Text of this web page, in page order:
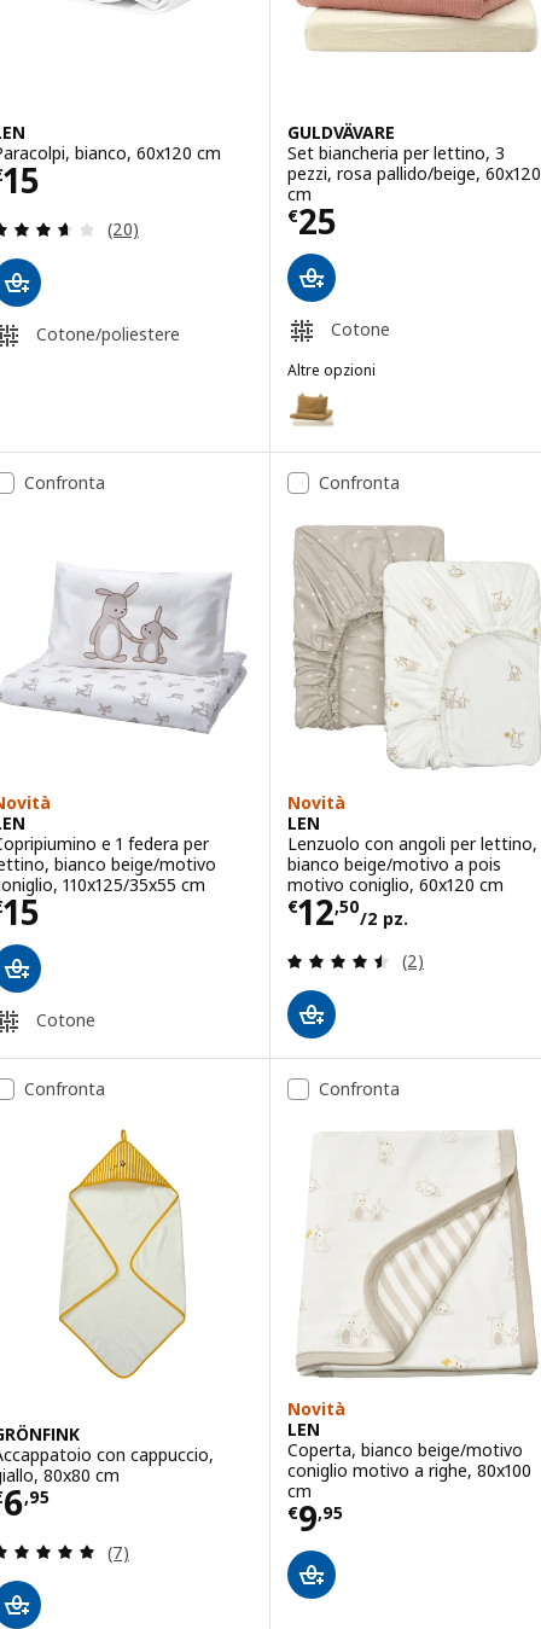
bianco, 60x120 cm
15 € 15
Recensione: 3.6 fuori da 5 stelle. Totale
(20)
Cotone/poliestere
GULDVÄVARE
Set biancheria per lettino, 3
pezzi, rosa pallido/beige, 60x120
cm
€25
Prezzo € 25
Cotone
Altre opzioni
GULDVÄVARE
Opzione: GULDVÄVARE, Set
Confronta
e 1 federa per
bianco beige/motivo
110x125/35x55 cm
15 € 15
Cotone
Confronta
Novità
LEN
Lenzuolo con angoli per lettino,
bianco beige/motivo a pois
motivo coniglio, 60x120 cm
€12,50
/2 pz.
Prezzo €
Recensione:
(2)
Confronta
con cappuccio,
80x80 cm
6,95 € 6,95
Recensione: 4.9 fuori da 5 stelle. Totale
(7)
Confronta
Novità
LEN
Coperta, bianco beige/motivo
coniglio motivo a righe, 80x100
cm
€9,95
Prezzo € 9,95